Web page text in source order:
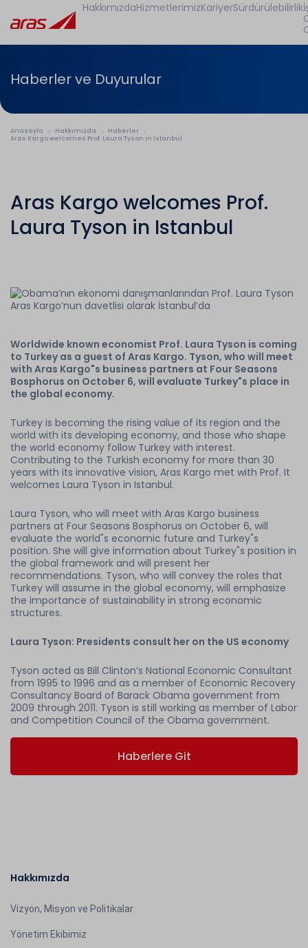
HakkımızdaHizmetlerimizKariyerSürdürülebilirlik
Haberler ve Duyurular
Anasayfa Hakkımızda
Haberler
Aras Kargo welcomes Prof. Laura Tyson in Istanbul
Aras Kargo welcomes Prof.
Laura Tyson in Istanbul
Worldwide known economist Prof. Laura Tyson is coming
to Turkey as a guest of Aras Kargo. Tyson, who will meet
with Aras Kargo"s business partners at Four Seasons
Bosphorus on October 6, will evaluate Turkey"s place in
the global economy.
Turkey is becoming the rising value of its region and the
world with its developing economy, and those who shape
the world economy follow Turkey with interest.
Contributing to the Turkish economy for more than 30
years with its innovative vision, Aras Kargo met with Prof. It
welcomes Laura Tyson in Istanbul.
Laura Tyson, who will meet with Aras Kargo business
partners at Four Seasons Bosphorus on October 6, will
evaluate the world"s economic future and Turkey"s
position. She will give information about Turkey"s position in
the global framework and will present her
recommendations. Tyson, who will convey the roles that
Turkey will assume in the global economy, will emphasize
the importance of sustainability in strong economic
structures.
Laura Tyson: Presidents consult her on the US economy
Tyson acted as Bill Clinton’s National Economic Consultant
from 1995 to 1996 and as a member of Economic Recovery
Consultancy Board of Barack Obama government from
2009 through 2011. Tyson is still working as member of Labor
and Competition Council of the Obama government.
Haberlere Git
Hakkımızda
Vizyon, Misyon ve Politikalar
Yönetim Ekibimiz